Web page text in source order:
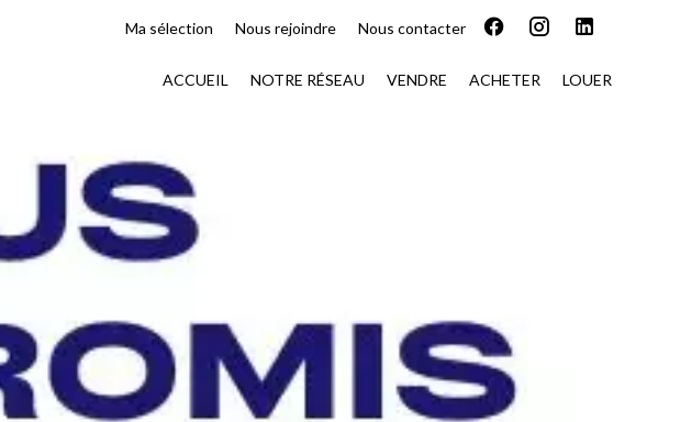
Ma sélection Nous rejoindre Nous contacter
ACCUEIL NOTRE RÉSEAU VENDRE ACHETER LOUER